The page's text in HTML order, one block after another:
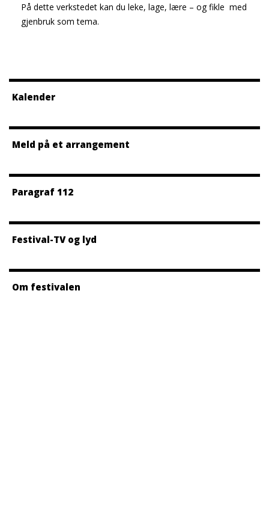
På dette verkstedet kan du leke, lage, lære – og fikle med
gjenbruk som tema.
Kalender
Meld på et arrangement
Paragraf 112
Festival-TV og lyd
Om festivalen